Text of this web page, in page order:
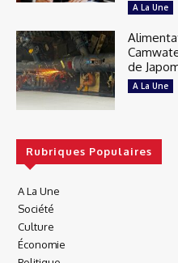
A La Une
de
A La Une
Rubriques Populaires
A La Une
Société
Culture
Économie